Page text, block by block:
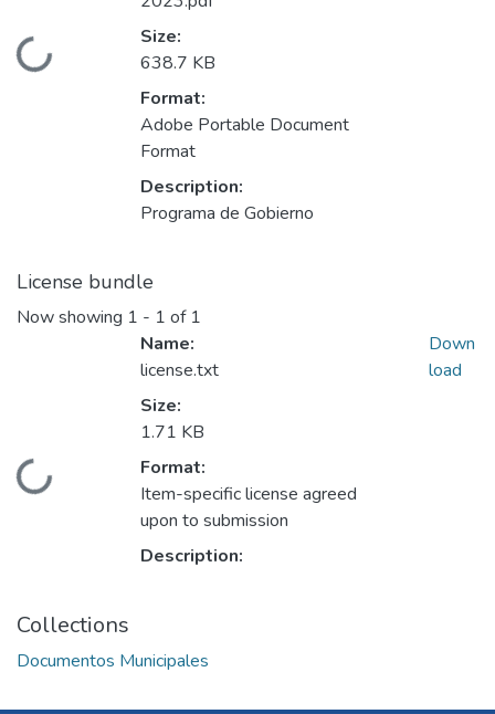
Loading...
Size:
638.7 KB
Format:
Adobe Portable Document
Format
Description:
Programa de Gobierno
License bundle
Now showing 1 - 1 of 1
Loading...
Name:
license.txt
Size:
1.71 KB
Format:
Item-specific license agreed
upon to submission
Description:
Down
load
Collections
Documentos Municipales